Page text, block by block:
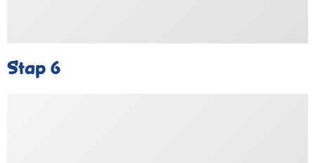
Stap 6